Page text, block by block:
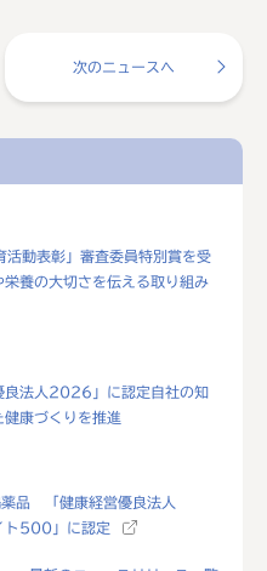
次のニュースへ
動表彰」審査委員特別賞を受
養の大切さを伝える取り組み
法人2026」に認定自社の知
健康づくりを推進
品 「健康経営優良法人
500」に認定